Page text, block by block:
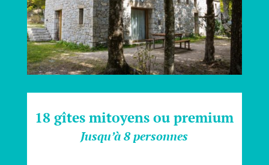
18 gîtes mitoyens ou premium
Jusqu’à 8 personnes